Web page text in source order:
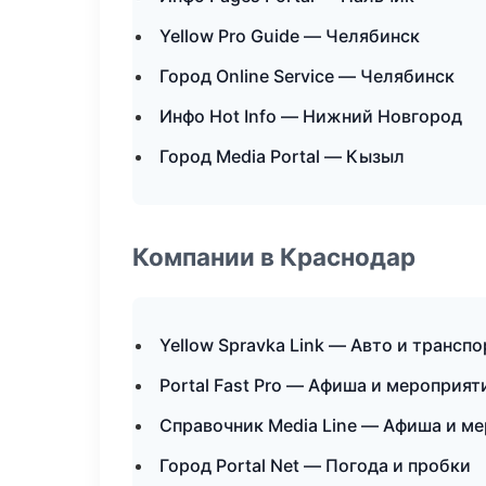
Yellow Pro Guide — Челябинск
Город Online Service — Челябинск
Инфо Hot Info — Нижний Новгород
Город Media Portal — Кызыл
Компании в Краснодар
Yellow Spravka Link — Авто и
Portal Fast Pro — Афиша и
Справочник Media Line — Афиша и
Город Portal Net — Погода и пробки